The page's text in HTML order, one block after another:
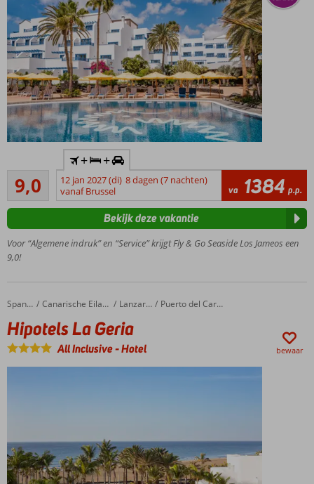
Nabij
Puerto
del
De
en met je
het zand
Populair,
sfeervol en
comfortabel
hotel
genoeg
te doen
Relaxen in
9,0
Uitstekend
43
beoordelingen
+ +
12 jan 2027 (di) 8 dagen (7 nachten)
vanaf Brussel
va 1384 p.p.
Voor “Algemene indruk” en “Service” krijgt Fly & Go Seaside Los Jameos een
9,0!
Bekijk deze vakantie
Home Spanje Canarische Eilanden Lanzarote Puerto del Carmen
Hipotels La Geria
Hipotels La Geria
All Inclusive-Hotel bewaar